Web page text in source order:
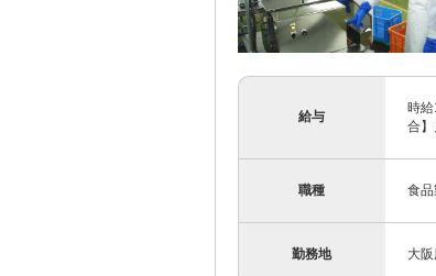
給与
時
合
職種 食
勤務地 大